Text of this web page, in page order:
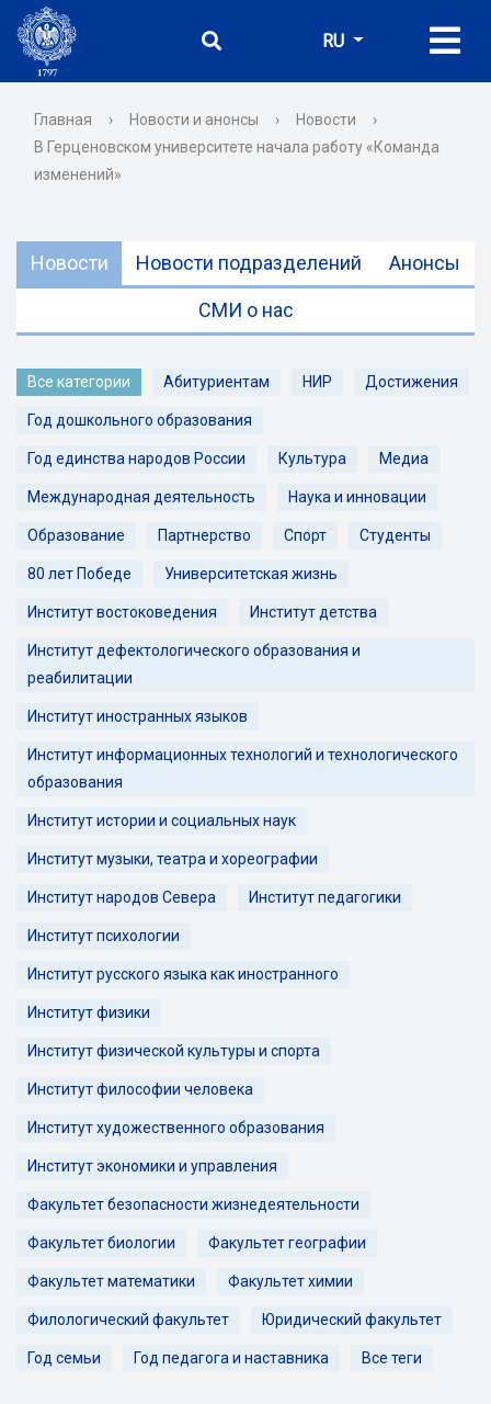
RU
Главная › Новости и анонсы › Новости
›
В Герценовском университете начала работу «Команда
изменений»
Новости Новости подразделений Анонсы
СМИ о нас
Все категории Абитуриентам НИР Достижения
Год дошкольного образования
Год единства народов России Культура Медиа
Международная деятельность Наука и инновации
Образование Партнерство Спорт Студенты
80 лет Победе Университетская жизнь
Институт востоковедения Институт детства
Институт дефектологического образования и
реабилитации
Институт иностранных языков
Институт информационных технологий и технологического
образования
Институт истории и социальных наук
Институт музыки, театра и хореографии
Институт народов Севера Институт педагогики
Институт психологии
Институт русского языка как иностранного
Институт физики
Институт физической культуры и спорта
Институт философии человека
Институт художественного образования
Институт экономики и управления
Факультет безопасности жизнедеятельности
Факультет биологии Факультет географии
Факультет математики Факультет химии
Филологический факультет Юридический факультет
Год семьи Год педагога и наставника Все теги